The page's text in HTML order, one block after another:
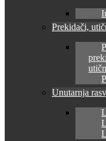
Prekidači,
Unutarnja